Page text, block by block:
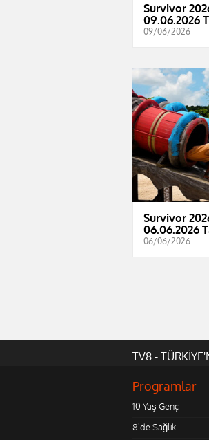
Survivor
09.06.2026
09/06/2026
Survivor
06.06.2026
06/06/2026
TV8 -
Programlar
10 Yaş Genç
8'de Sağlık